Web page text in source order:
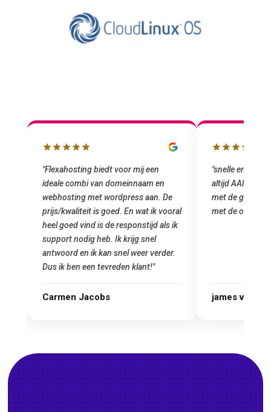
"Flexahosting biedt voor mij een
ideale combi van domeinnaam en
webhosting met wordpress aan. De
prijs/kwaliteit is goed. En wat ik vooral
heel goed vind is de responstijd als ik
support nodig heb. Ik krijg snel
antwoord en ik kan snel weer verder.
Dus ik ben een tevreden klant!"
Carmen Jacobs
"snelle en
altijd AAN (:
met de grote
met de
james van